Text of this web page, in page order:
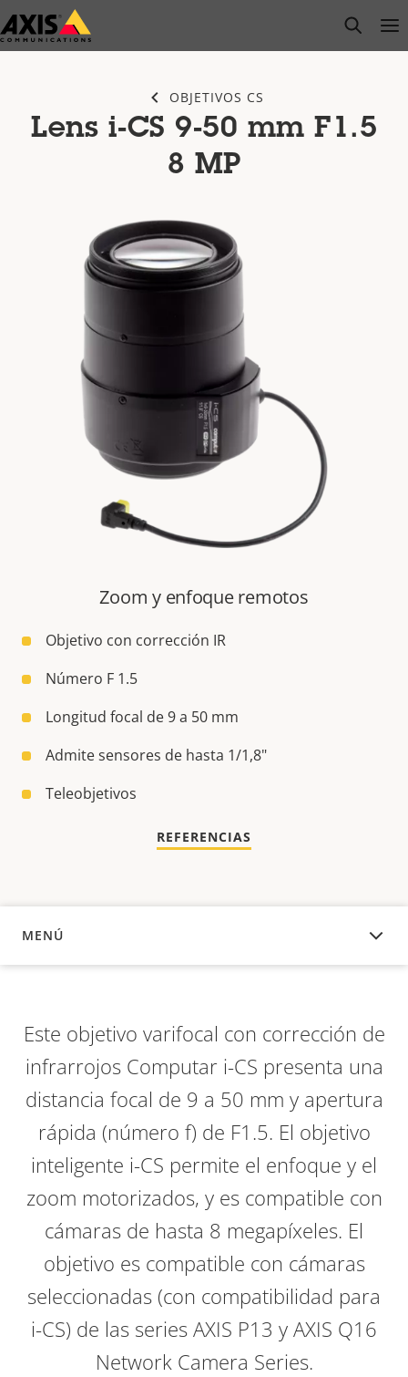
Saltar
al
open
OBJETIVOS CS
Lens i-CS 9-50 mm F1.5
8 MP
Zoom y enfoque remotos
Objetivo con corrección IR
Número F 1.5
Longitud focal de 9 a 50 mm
Admite sensores de hasta 1/1,8"
Teleobjetivos
REFERENCIAS
MENÚ
DESCRIPCIÓN
Este objetivo varifocal con corrección de
infrarrojos Computar i-CS presenta una
distancia focal de 9 a 50 mm y apertura
rápida (número f) de F1.5. El objetivo
inteligente i-CS permite el enfoque y el
zoom motorizados, y es compatible con
cámaras de hasta 8 megapíxeles. El
objetivo es compatible con cámaras
seleccionadas (con compatibilidad para
i-CS) de las series AXIS P13 y AXIS Q16
Network Camera Series.